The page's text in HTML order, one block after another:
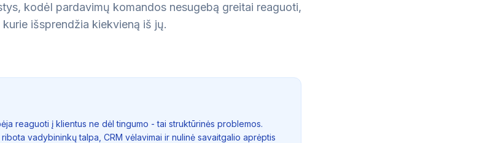
kodėl pardavimų komandos nesugebą greitai reaguoti,
išsprendžia kiekvieną iš jų.
reaguoti į klientus ne dėl tingumo - tai struktūrinės problemos.
vadybininkų talpa, CRM vėlavimai ir nulinė savaitgalio aprėptis